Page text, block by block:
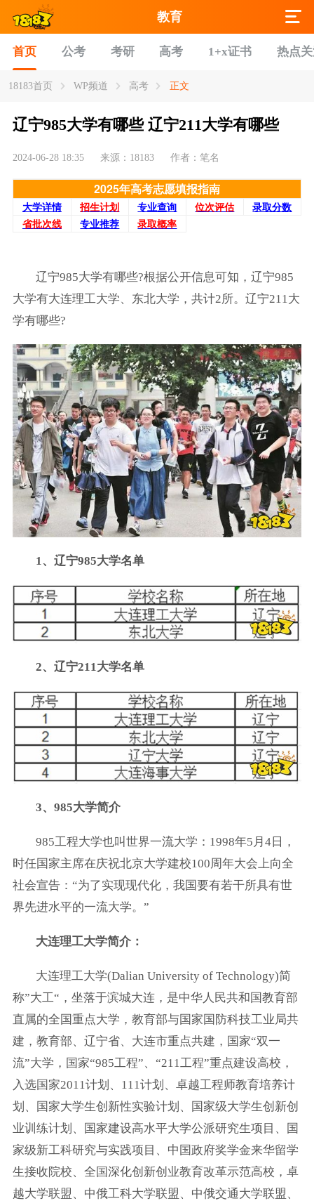
教育
首页 公考 考研 高考 1+x证书 热点
18183首页 WP频道 高考 正文
辽宁985大学有哪些 辽宁211大学有哪些
2024-06-28 18:35 来源：18183 作者：笔名
2025年高考志愿填报指南
大学详情 招生计划 专业查询 位次评估
录取分数
省批次线
专业推荐 录取概率
辽宁985大学有哪些?根据公开信息可知，辽宁985
大学有大连理工大学、东北大学，共计2所。辽宁211大
学有哪些?
1、辽宁985大学名单
2、辽宁211大学名单
3、985大学简介
985工程大学也叫世界一流大学：1998年5月4日，
时任国家主席在庆祝北京大学建校100周年大会上向全
社会宣告：“为了实现现代化，我国要有若干所具有世
界先进水平的一流大学。”
大连理工大学简介：
大连理工大学(Dalian University of Technology)简
称”大工“，坐落于滨城大连，是中华人民共和国教育部
直属的全国重点大学，教育部与国家国防科技工业局共
建，教育部、辽宁省、大连市重点共建，国家“双一
流”大学，国家“985工程”、“211工程”重点建设高校，
入选国家2011计划、111计划、卓越工程师教育培养计
划、国家大学生创新性实验计划、国家级大学生创新创
业训练计划、国家建设高水平大学公派研究生项目、国
家级新工科研究与实践项目、中国政府奖学金来华留学
生接收院校、全国深化创新创业教育改革示范高校，卓
越大学联盟、中俄工科大学联盟、中俄交通大学联盟、